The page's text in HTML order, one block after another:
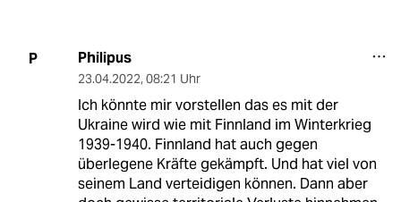
P Philipus
23.04.2022, 08:21 Uhr
Ich könnte mir vorstellen das es mit der
Ukraine wird wie mit Finnland im Winterkrieg
1939-1940. Finnland hat auch gegen
überlegene Kräfte gekämpft. Und hat viel von
seinem Land verteidigen können. Dann aber